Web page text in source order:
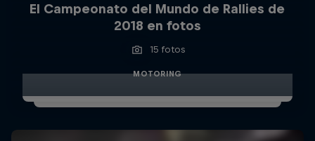
El Campeonato del Mundo de Rallies de
2018 en fotos
15 fotos
MOTORING